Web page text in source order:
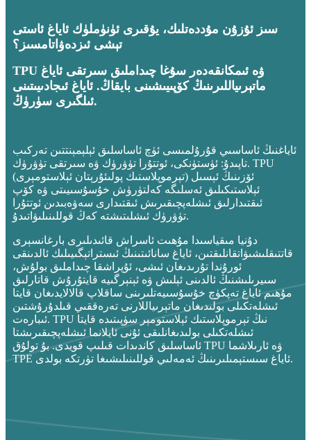
سىز ئۇزۇن مۇددەتلىك، يۇقىرى ئۈنۈملۈك ئاياغ ئاستى
تېشى ئىزدەۋاتامسىز؟
TPU ۋە ئىمكانقەدەر سۇغا چىداملىق سىرتقى ئاياغ
ماتېرىياللىرىنىڭ كۆپىيىشىنى بايقاڭ. ئاياغ ئىجادىيىتىنى
ئىلگىرى سۈرۈڭ.
ئاياغنىڭ ئاساسىي قۇرۇلمىسى ئۈچ ئاساسلىق ئېلېمېنتتىن تەركىب
تاپىدۇ: ئۈستۈنكى، ئوتتۇرا تۈۋرۈك ۋە سىرتقى تۈۋرۈك. TPU
(تېرموپلاستىك پولىئۇرېتان ئېلاستومېرى) ئۆزىنىڭ ئېسىل
ئېلاستىكىلىق ئەسلىگە كەلتۈرۈش خۇسۇسىيىتى ۋە كۆپ
ئىقتىدارلىق ئىشلەپچىقىرىش ئىقتىدارى سەۋەبىدىن ئوتتۇرا
تۈۋرۈك ئىشلىتىشتە كەڭ قوللىنىلىۋاتىدۇ.
دۇنيا مىقياسىدا مۇھىت ئاسراش قائىدىلىرى بارغانسېرى
قاتتىقلىشىۋاتقانلىقتىن، ئاياغ سانائىتىنىڭ ئىستراتېگىيىلىك ئالدىنقى
ئورۇندا تۇرىدىغان ئىشى، ئۇپراشقا چىداملىق بولۇش،
سىيرىلىشنىڭ ئالدىنى ئېلىش ۋە ئېنېرگىيە قايتۇرۇش قاتارلىق
مۇھىم ئاياغ تەپكۈچ خۇسۇسىيەتلىرىنى ساقلاپ قالالايدىغان قايتا
ئىشلەتكىلى بولىدىغان ماتېرىياللارنى تەرەققىي قىلدۇرۇشتىن
ئىبارەت. TPU نىڭ تېرموپلاستىك ئېلاستومېر سۈپىتىدە قايتا
ئىشلەتكىلى بولىدىغانلىقى ئۇنى ئايلانما ئىشلەپچىقىرىشتا
ئاساسلىق كاندىدات قىلىپ قويدى. بۇ تولۇق TPU ۋە ئارىلاشما
TPE ئاياغ سىستېمىلىرىنىڭ ئەمەلىي قوللىنىلىشىغا تۈرتكە بولدى.